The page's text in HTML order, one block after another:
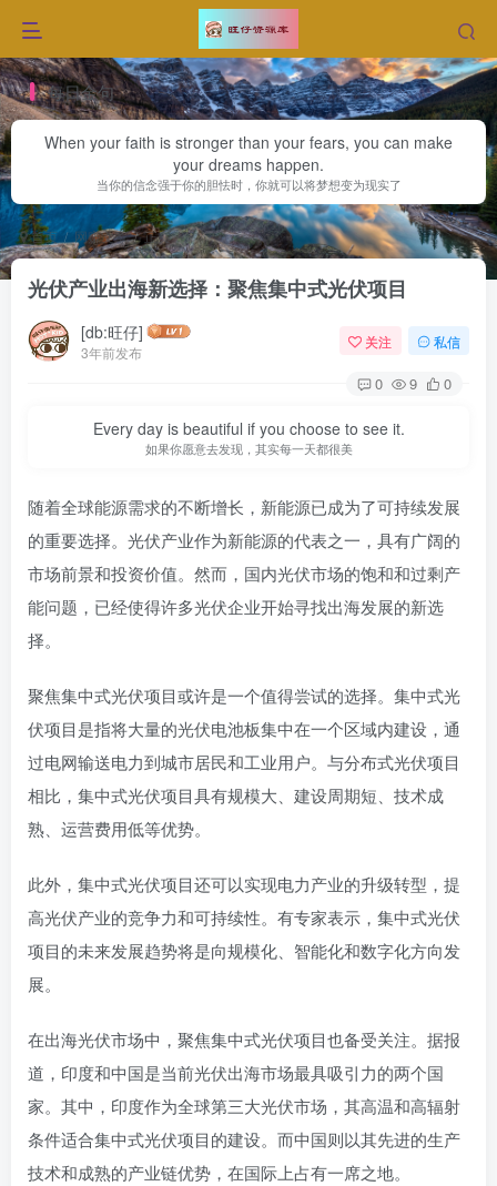
每日金句
When your faith is stronger than your fears, you can make
your dreams happen.
当你的信念强于你的胆怯时，你就可以将梦想变为现实了
首页 网赚文章 正文
光伏产业出海新选择：聚焦集中式光伏项目
[db:旺仔]
3年前发布
关注 私信
0 9 0
Every day is beautiful if you choose to see it.
如果你愿意去发现，其实每一天都很美
随着全球能源需求的不断增长，新能源已成为了可持续发展
的重要选择。光伏产业作为新能源的代表之一，具有广阔的
市场前景和投资价值。然而，国内光伏市场的饱和和过剩产
能问题，已经使得许多光伏企业开始寻找出海发展的新选
择。
聚焦集中式光伏项目或许是一个值得尝试的选择。集中式光
伏项目是指将大量的光伏电池板集中在一个区域内建设，通
过电网输送电力到城市居民和工业用户。与分布式光伏项目
相比，集中式光伏项目具有规模大、建设周期短、技术成
熟、运营费用低等优势。
此外，集中式光伏项目还可以实现电力产业的升级转型，提
高光伏产业的竞争力和可持续性。有专家表示，集中式光伏
项目的未来发展趋势将是向规模化、智能化和数字化方向发
展。
在出海光伏市场中，聚焦集中式光伏项目也备受关注。据报
道，印度和中国是当前光伏出海市场最具吸引力的两个国
家。其中，印度作为全球第三大光伏市场，其高温和高辐射
条件适合集中式光伏项目的建设。而中国则以其先进的生产
技术和成熟的产业链优势，在国际上占有一席之地。